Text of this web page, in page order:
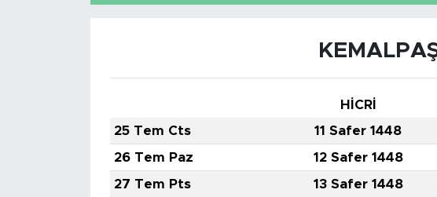
HİCRİ
25 Tem Cts
11 Safer 1448
26 Tem Paz
12 Safer 1448
27 Tem Pts
13 Safer 1448